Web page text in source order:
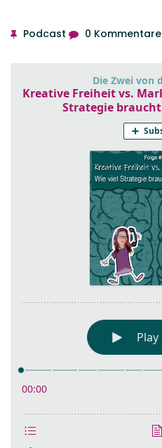
Podcast 0 Kommentare